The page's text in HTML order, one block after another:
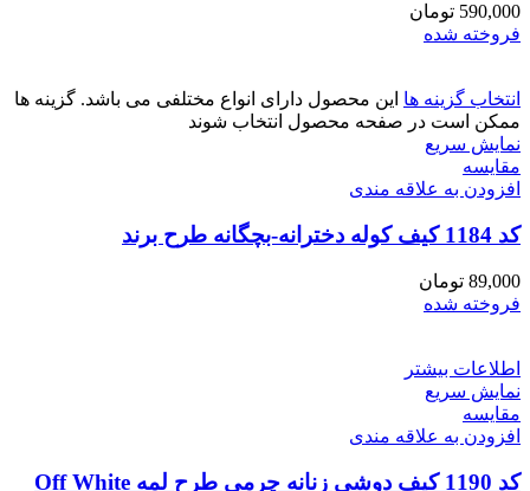
590,000 تومان
فروخته شده
انتخاب گزینه ها این محصول دارای انواع مختلفی می باشد. گزینه ها
ممکن است در صفحه محصول انتخاب شوند
نمایش سریع
مقايسه
افزودن به علاقه مندی
کد 1184 کیف کوله دخترانه-بچگانه طرح برند
89,000 تومان
فروخته شده
اطلاعات بیشتر
نمایش سریع
مقايسه
افزودن به علاقه مندی
کد 1190 کیف دوشی زنانه چرمی طرح لمه Off White